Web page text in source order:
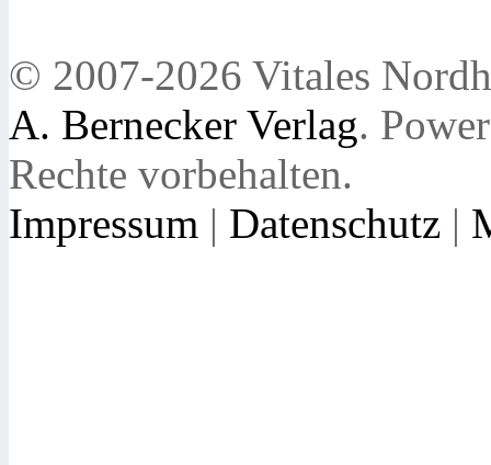
© 2007-2026 Vitales
A. Bernecker Verlag.
Rechte vorbehalten.
Impressum | Datenschutz |